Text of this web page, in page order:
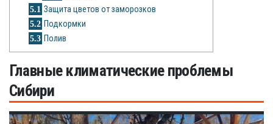
5.1 Защита цветов от заморозков
5.2 Подкормки
5.3 Полив
Главные климатические проблемы
Сибири